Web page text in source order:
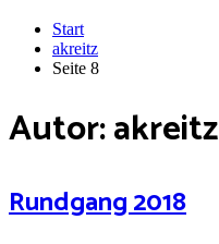
Start
akreitz
Seite 8
Autor:akreitz
Rundgang 2018